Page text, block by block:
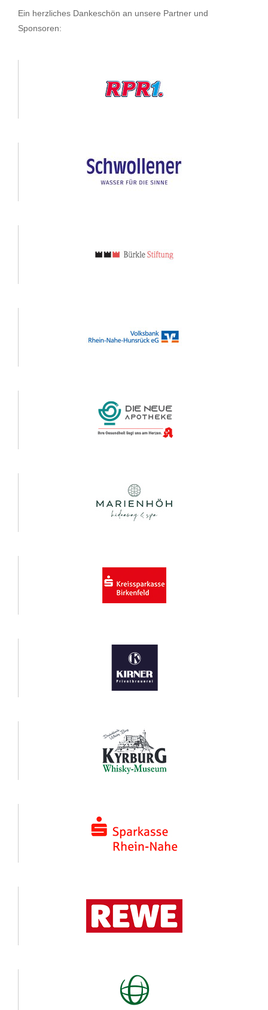
Ein herzliches Dankeschön an unsere Partner und
Sponsoren: